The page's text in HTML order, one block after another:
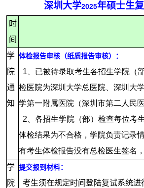
深圳大学2025年硕士生
时
间
学
院
通
知
体检报告审核（纸质报告审核）：
1、已被待录取考生各招生学院（
检医院为深圳大学总医院、深圳大
学第一附属医院（深圳市第二人民医
2、各招生学院（部）检查每位考
体检结果为不合格，学院负责记录
有考生体检报告没有总检医生签名
学
院
提交报到材料：
考生须在规定时间登陆复试系统